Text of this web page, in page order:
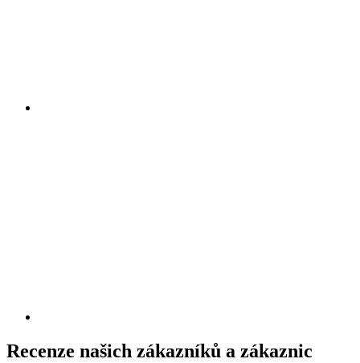
Recenze našich zákazníků a zákaznic